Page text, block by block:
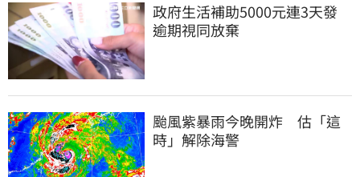
政府生活補助5000元連3天發
逾期視同放棄
颱風紫暴雨今晚開炸　估「這
時」解除海警